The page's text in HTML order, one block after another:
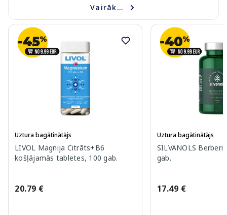
Vairāk...
Uztura bagātinātājs
LIVOL Magnija Citrāts+B6
košļājamās tabletes, 100 gab.
20.79 €
Uztura bagātinātājs
SILVANOLS
gab.
17.49 €